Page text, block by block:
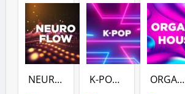
NEURO FLOW (DFM) K-POP (DFM) ORGANIC HOUSE (DFM)